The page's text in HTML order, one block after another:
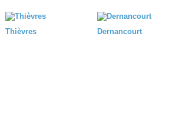
Thièvres Dernancourt